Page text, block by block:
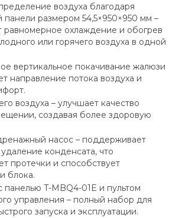
воздуха благодаря
панели размером 54,5×950×950 мм –
равномерное охлаждение и обогрев
или горячего воздуха в одной
вертикальное покачивание жалюзи
направление потока воздуха и
воздуха – улучшает качество
создавая более здоровую
насос – поддерживает
конденсата, что
протечки и способствует
блока.
панелью T-MBQ4-01E и пультом
управления – полный набор для
запуска и эксплуатации.